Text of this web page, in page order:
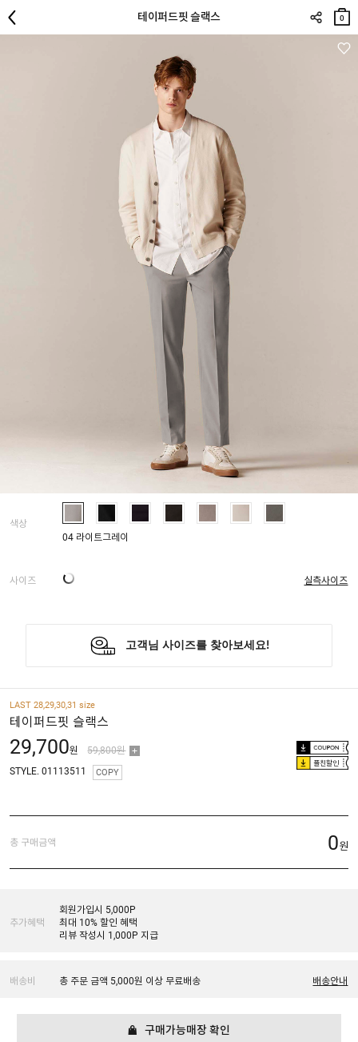
테이퍼드핏 슬랙스
장바
구니
0
색상
04 라이트그레이
사이즈 실측사이즈
LAST 28,29,30,31 size
테이퍼드핏 슬랙스
29,700원 59,800원
플친할인
STYLE. 01113511 COPY
총 구매금액 0원
추가혜택
회원가입시 5,000P
최대 10% 할인 혜택
리뷰 작성시 1,000P 지급
배송비 총 주문 금액 5,000원 이상 무료배송 배송안내
구매가능매장 확인